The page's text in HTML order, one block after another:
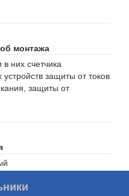
монтажа
них счетчика
защиты от токов
защиты от